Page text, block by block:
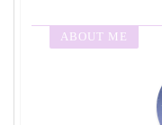
ABOUT ME